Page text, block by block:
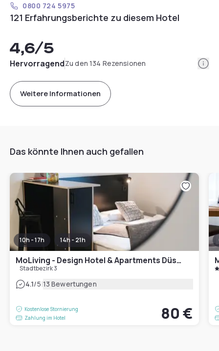
0800 724 5975
121 Erfahrungsberichte zu diesem Hotel
4,6/5
HervorragendZu den 134 Rezensionen
Weitere Informationen
Das könnte Ihnen auch gefallen
10h - 17h 14h - 21h
MoLiving - Design Hotel & Apartments Düsseldorf-Neuss
Stadtbezirk 3
4.1/5|13 Bewertungen
Kostenlose Stornierung
Zahlung im Hotel
80 €